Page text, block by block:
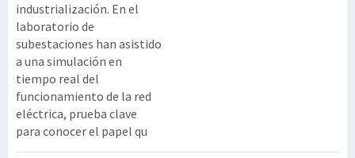
industrialización. En el
laboratorio de
subestaciones han asistido
a una simulación en
tiempo real del
funcionamiento de la red
eléctrica, prueba clave
para conocer el papel qu